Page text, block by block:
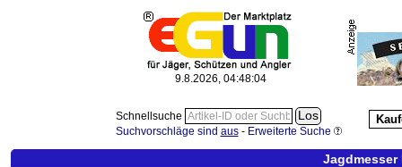
9.8.2026, 04:48:05
Schnellsuche
Suchvorschläge sind aus- Erweiterte Suche
Jagdmesser